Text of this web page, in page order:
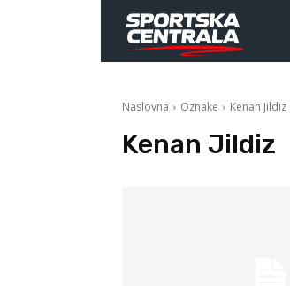
Naslovna Oznake Kenan Jildiz
Kenan Jildiz